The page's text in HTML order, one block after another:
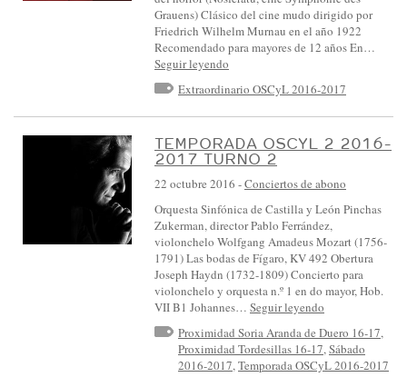
Grauens) Clásico del cine mudo dirigido por
Friedrich Wilhelm Murnau en el año 1922
Recomendado para mayores de 12 años En…
Seguir leyendo
Extraordinario OSCyL 2016-2017
TEMPORADA OSCYL 2 2016-
2017 TURNO 2
22 octubre 2016 -Conciertos de abono
Orquesta Sinfónica de Castilla y León Pinchas
Zukerman, director Pablo Ferrández,
violonchelo Wolfgang Amadeus Mozart (1756-
1791) Las bodas de Fígaro, KV 492 Obertura
Joseph Haydn (1732-1809) Concierto para
violonchelo y orquesta n.º 1 en do mayor, Hob.
VII B1 Johannes… Seguir leyendo
Proximidad Soria Aranda de Duero 16-17,
Proximidad Tordesillas 16-17,Sábado
2016-2017,Temporada OSCyL 2016-2017